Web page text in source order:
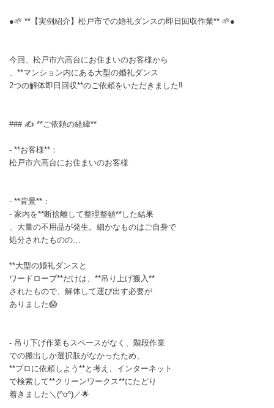
●🌱 **【実例紹介】松戸市での婚礼ダンスの即日回収作業** 🌱●
今回、松戸市六高台にお住まいのお客様から
、**マンション内にある大型の婚礼ダンス
2つの解体即日回収**のご依頼をいただきました‼️
### ✍ **ご依頼の経緯**
- **お客様**：
松戸市六高台にお住まいのお客様
- **背景**：
- 家内を**断捨離して整理整頓**した結果
、大量の不用品が発生。細かなものはご自身で
処分されたものの…
**大型の婚礼ダンスと
ワードローブ**だけは、**吊り上げ搬入**
されたもので、解体して運び出す必要が
ありました😱
- 吊り下げ作業もスペースがなく、階段作業
での搬出しか選択肢がなかったため、
**プロに依頼しよう**と考え、インターネット
で検索して**クリーンワークス**にたどり
着きました＼(^o^)／🌟